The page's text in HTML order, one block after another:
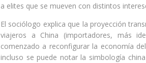
a elites que se mueven con distintos
El sociólogo explica que la proyección
viajeros a China (importadores, más
comenzado a reconfigurar la economía
incluso se puede notar la simbología